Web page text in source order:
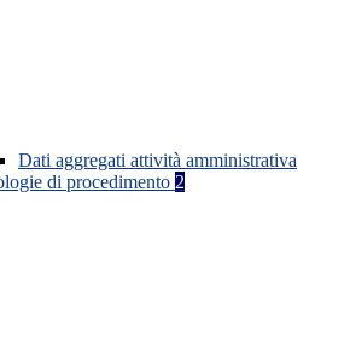
Dati aggregati attività amministrativa
di procedimento 2